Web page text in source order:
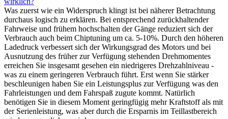
Was zuerst wie ein Widerspruch klingt ist bei näherer Betrachtung
durchaus logisch zu erklären. Bei entsprechend zurückhaltender
Fahrweise und frühem hochschalten der Gänge reduziert sich der
Verbrauch auch beim Chiptuning um ca. 5-10%. Durch den höheren
Ladedruck verbessert sich der Wirkungsgrad des Motors und bei
Ausnutzung des früher zur Verfügung stehenden Drehmomentes
erreichen Sie insgesamt gesehen ein niedrigeres Drehzahlniveau -
was zu einem geringeren Verbrauch führt. Erst wenn Sie stärker
beschleunigen haben Sie ein Leistungsplus zur Verfügung was den
Fahrleistungen und dem Fahrspaß zugute kommt. Natürlich
benötigen Sie in diesem Moment geringfügig mehr Kraftstoff als mit
der Serienleistung, was aber durch die Ersparnis im Teillastbereich